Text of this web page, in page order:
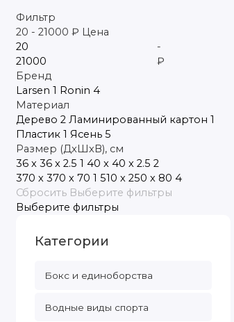
Фильтр
20 - 21000 ₽ Цена
-
₽
Бренд
Larsen 1 Ronin 4
Материал
Дерево 2 Ламинированный картон 1
Пластик 1 Ясень 5
Размер (ДxШxВ), см
36 x 36 x 2.5 1 40 x 40 x 2.5 2
370 х 370 х 70 1 510 х 250 х 80 4
Сбросить Выберите фильтры
Выберите фильтры
Категории
Бокс и единоборства
Водные виды спорта